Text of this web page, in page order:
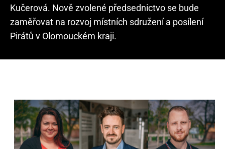
Kučerová. Nově zvolené předsednictvo se bude
zaměřovat na rozvoj místních sdružení a posílení
Pirátů v Olomouckém kraji.